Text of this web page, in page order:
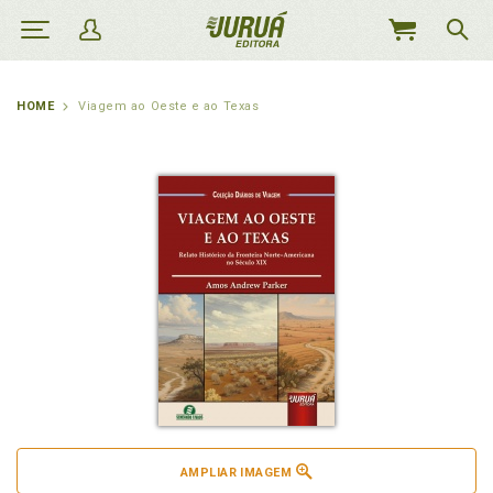
MEU
HOME Viagem ao Oeste e ao Texas
AMPLIAR IMAGEM